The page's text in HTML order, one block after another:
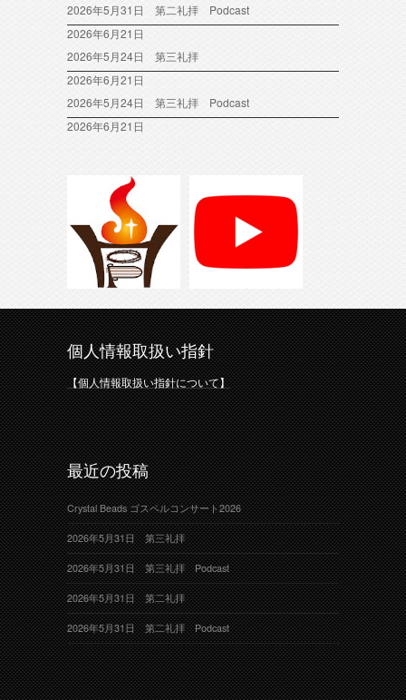
2026年5月31日 第二礼拝 Podcast
2026年6月21日
2026年5月24日 第三礼拝
2026年6月21日
2026年5月24日 第三礼拝 Podcast
2026年6月21日
個人情報取扱い指針
【個人情報取扱い指針について】
最近の投稿
Crystal Beads ゴスペルコンサート2026
2026年5月31日 第三礼拝
2026年5月31日 第三礼拝 Podcast
2026年5月31日 第二礼拝
2026年5月31日 第二礼拝 Podcast